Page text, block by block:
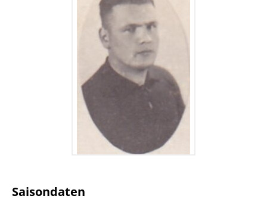
Saisondaten